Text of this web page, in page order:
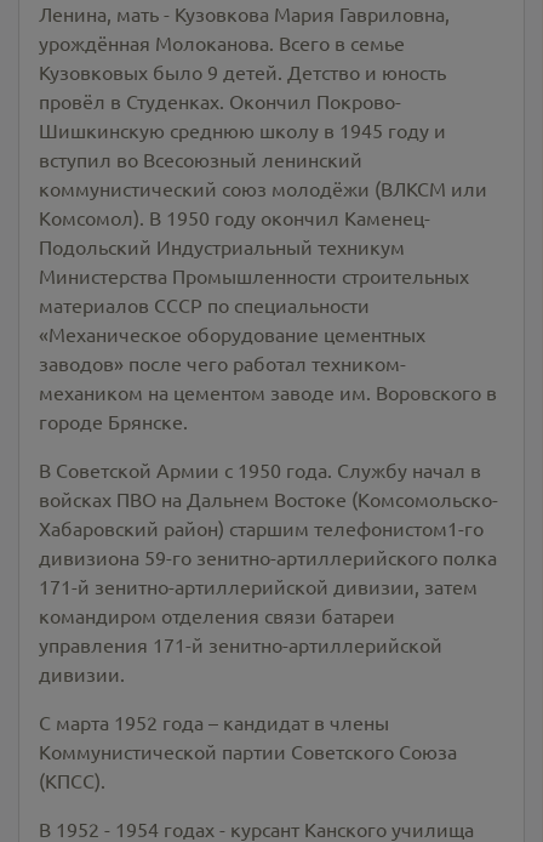
Ленина, мать - Кузовкова Мария Гавриловна,
урождённая Молоканова. Всего в семье
Кузовковых было 9 детей. Детство и юность
провёл в Студенках. Окончил Покрово-
Шишкинскую среднюю школу в 1945 году и
вступил во Всесоюзный ленинский
коммунистический союз молодёжи (ВЛКСМ или
Комсомол). В 1950 году окончил Каменец-
Подольский Индустриальный техникум
Министерства Промышленности строительных
материалов СССР по специальности
«Механическое оборудование цементных
заводов» после чего работал техником-
механиком на цементом заводе им. Воровского в
городе Брянске.
В Советской Армии с 1950 года. Службу начал в
войсках ПВО на Дальнем Востоке (Комсомольско-
Хабаровский район) старшим телефонистом1-го
дивизиона 59-го зенитно-артиллерийского полка
171-й зенитно-артиллерийской дивизии, затем
командиром отделения связи батареи
управления 171-й зенитно-артиллерийской
дивизии.
С марта 1952 года – кандидат в члены
Коммунистической партии Советского Союза
(КПСС).
В 1952 - 1954 годах - курсант Канского училища